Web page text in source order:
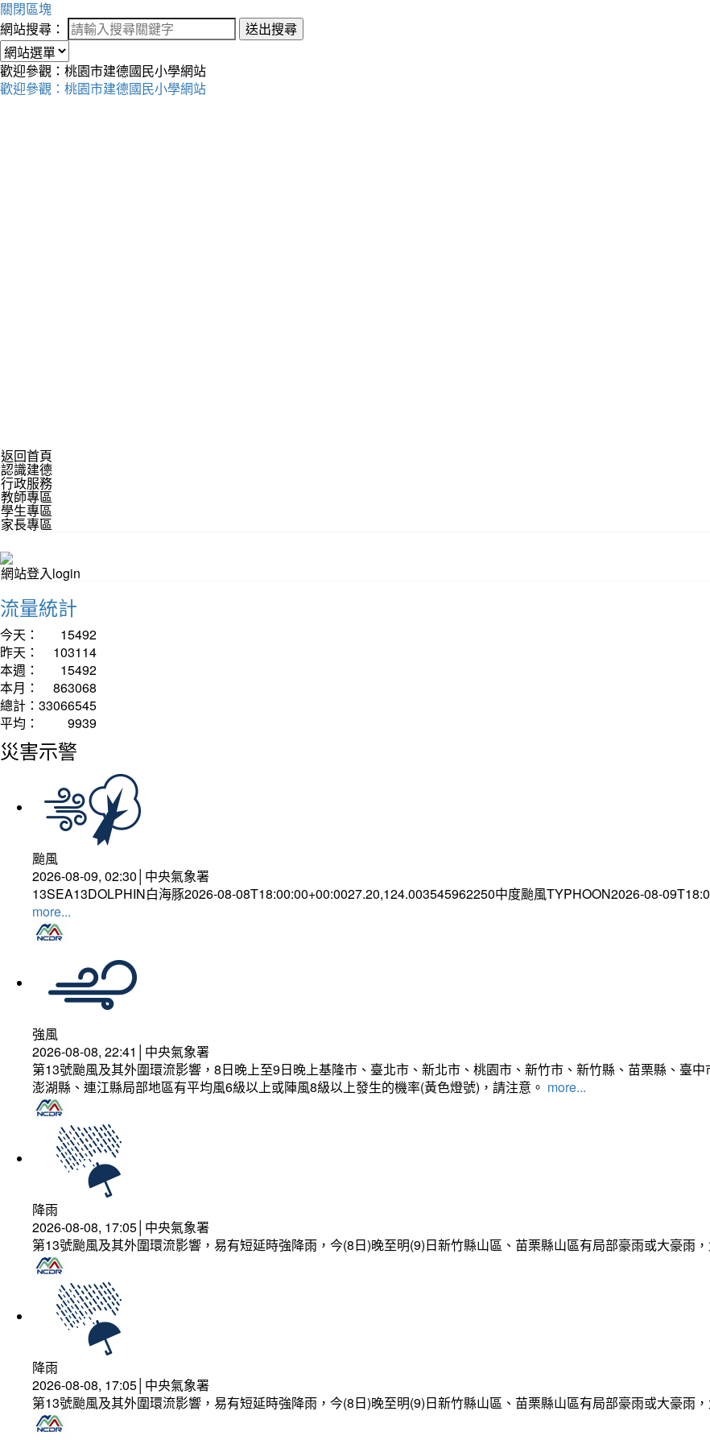
關閉區塊
網站搜尋：
送出搜尋
歡迎參觀：桃園市建德國民小學網站
歡迎參觀：桃園市建德國民小學網站
返回首頁
認識建德
行政服務
教師專區
學生專區
家長專區
網站登入login
流量統計
今天：
15492
昨天：
103114
本週：
15492
本月：
863068
總計： 33066545
平均：
9939
災害示警
颱風
2026-08-09, 02:30│中央氣象署
13SEA13DOLPHIN白海豚2026-08-08T18:00:00+00:0027.20,124.003545962250中度颱風TYPHOON2026-08-
more...
強風
2026-08-08, 22:41│中央氣象署
第13號颱風及其外圍環流影響，8日晚上至9日晚上基隆市、臺北市、新北市、桃園市、新竹市、新竹縣、苗栗縣、臺
澎湖縣、連江縣局部地區有平均風6級以上或陣風8級以上發生的機率(黃色燈號)，請注意。 more...
降雨
2026-08-08, 17:05│中央氣象署
第13號颱風及其外圍環流影響，易有短延時強降雨，今(8日)晚至明(9)日新竹縣山區、苗栗縣山區有局部豪雨或大豪雨
降雨
2026-08-08, 17:05│中央氣象署
第13號颱風及其外圍環流影響，易有短延時強降雨，今(8日)晚至明(9)日新竹縣山區、苗栗縣山區有局部豪雨或大豪雨